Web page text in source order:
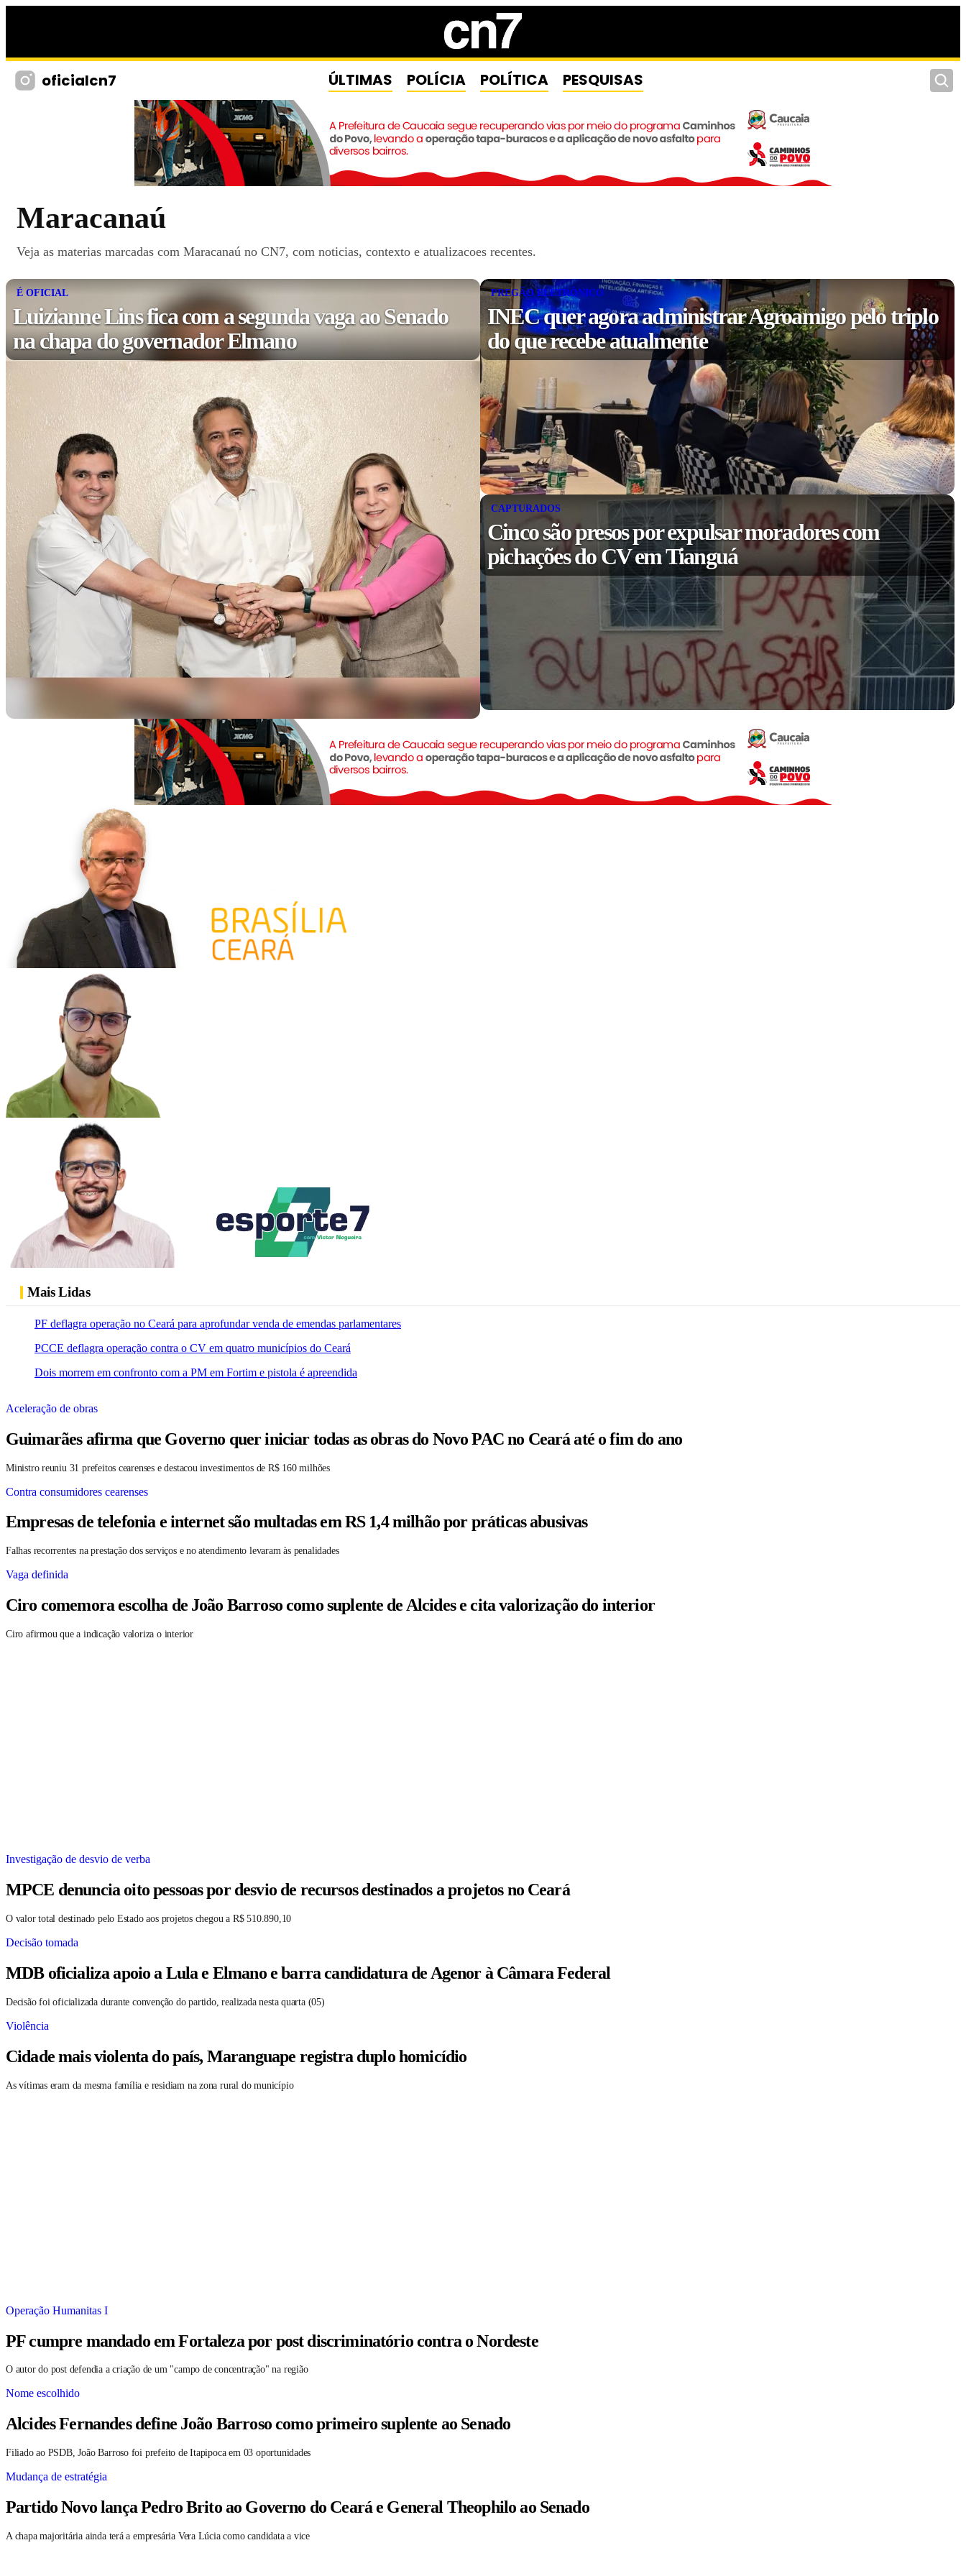
oficialcn7 ÚLTIMAS POLÍCIA POLÍTICA PESQUISAS
Maracanaú
Veja as materias marcadas com Maracanaú no CN7, com noticias, contexto e atualizacoes recentes.
É OFICIAL
Luizianne Lins fica com a segunda vaga ao Senado
na chapa do governador Elmano
PREGÃO ELETRÔNICO
INEC quer agora administrar Agroamigo pelo triplo
do que recebe atualmente
CAPTURADOS
Cinco são presos por expulsar moradores com
pichações do CV em Tianguá
Mais Lidas
PF deflagra operação no Ceará para aprofundar venda de emendas parlamentares
PCCE deflagra operação contra o CV em quatro municípios do Ceará
Dois morrem em confronto com a PM em Fortim e pistola é apreendida
Aceleração de obras
Guimarães afirma que Governo quer iniciar todas as obras do Novo PAC no Ceará até o fim do ano
Ministro reuniu 31 prefeitos cearenses e destacou investimentos de R$ 160 milhões
Contra consumidores cearenses
Empresas de telefonia e internet são multadas em RS 1,4 milhão por práticas abusivas
Falhas recorrentes na prestação dos serviços e no atendimento levaram às penalidades
Vaga definida
Ciro comemora escolha de João Barroso como suplente de Alcides e cita valorização do interior
Ciro afirmou que a indicação valoriza o interior
Investigação de desvio de verba
MPCE denuncia oito pessoas por desvio de recursos destinados a projetos no Ceará
O valor total destinado pelo Estado aos projetos chegou a R$ 510.890,10
Decisão tomada
MDB oficializa apoio a Lula e Elmano e barra candidatura de Agenor à Câmara Federal
Decisão foi oficializada durante convenção do partido, realizada nesta quarta (05)
Violência
Cidade mais violenta do país, Maranguape registra duplo homicídio
As vítimas eram da mesma família e residiam na zona rural do município
Operação Humanitas I
PF cumpre mandado em Fortaleza por post discriminatório contra o Nordeste
O autor do post defendia a criação de um "campo de concentração" na região
Nome escolhido
Alcides Fernandes define João Barroso como primeiro suplente ao Senado
Filiado ao PSDB, João Barroso foi prefeito de Itapipoca em 03 oportunidades
Mudança de estratégia
Partido Novo lança Pedro Brito ao Governo do Ceará e General Theophilo ao Senado
A chapa majoritária ainda terá a empresária Vera Lúcia como candidata a vice